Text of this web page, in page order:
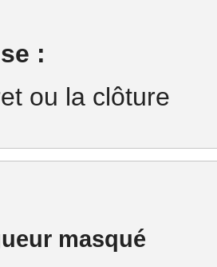
:
ou la clôture
masqué